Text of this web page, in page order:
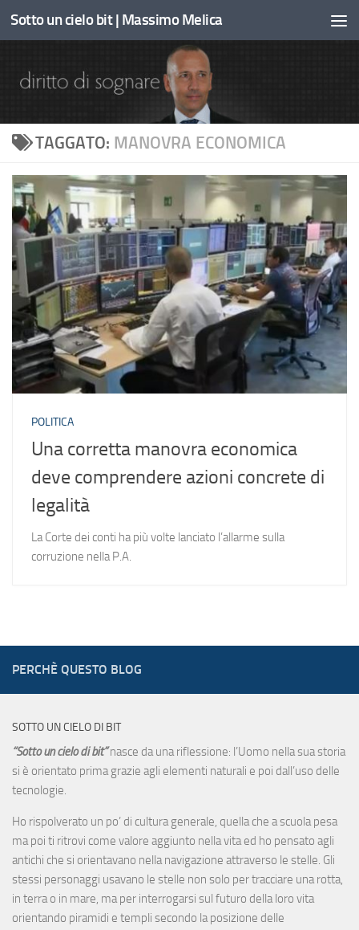
Sotto il contenuto
Sotto un cielo bit | Massimo Melica
TAGGATO: MANOVRA ECONOMICA
POLITICA
Una corretta manovra economica
deve comprendere azioni concrete di
legalità
La Corte dei conti ha più volte lanciato l’allarme sulla
corruzione nella P.A.
PERCHÈ QUESTO BLOG
SOTTO UN CIELO DI BIT
“Sotto un cielo di bit”nasce da una riflessione: l’Uomo nella sua storia
si è orientato prima grazie agli elementi naturali e poi dall’uso delle
tecnologie.
Ho rispolverato un po’ di cultura generale, quella che a scuola pesa
ma poi ti ritrovi come valore aggiunto nella vita ed ho pensato agli
antichi che si orientavano nella navigazione attraverso le stelle. Gli
stessi personaggi usavano le stelle non solo per tracciare una rotta,
in terra o in mare, ma per interrogarsi sul futuro della loro vita
orientando piramidi e templi secondo la posizione delle